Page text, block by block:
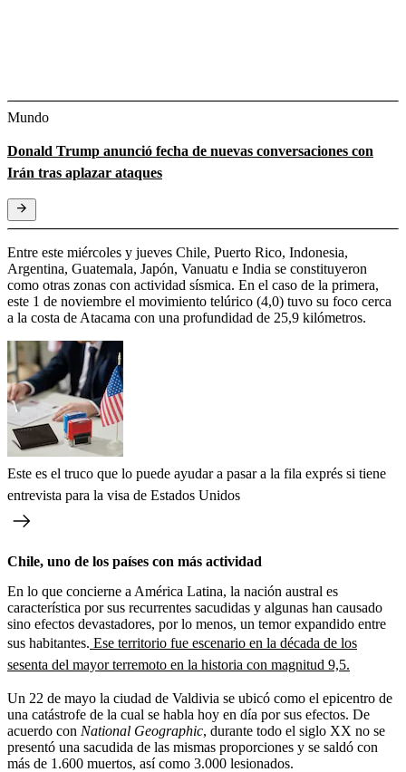
Mundo
Donald Trump anunció fecha de nuevas conversaciones con
Irán tras aplazar ataques
Entre este miércoles y jueves Chile, Puerto Rico, Indonesia,
Argentina, Guatemala, Japón, Vanuatu e India se constituyeron
como otras zonas con actividad sísmica. En el caso de la primera,
este 1 de noviembre el movimiento telúrico (4,0) tuvo su foco cerca
a la costa de Atacama con una profundidad de 25,9 kilómetros.
Este es el truco que lo puede ayudar a pasar a la fila exprés si tiene
entrevista para la visa de Estados Unidos
Chile, uno de los países con más actividad
En lo que concierne a América Latina, la nación austral es
característica por sus recurrentes sacudidas y algunas han causado
sino efectos devastadores, por lo menos, un temor expandido entre
sus habitantes. Ese territorio fue escenario en la década de los
sesenta del mayor terremoto en la historia con magnitud 9,5.
Un 22 de mayo la ciudad de Valdivia se ubicó como el epicentro de
una catástrofe de la cual se habla hoy en día por sus efectos. De
acuerdo con National Geographic, durante todo el siglo XX no se
presentó una sacudida de las mismas proporciones y se saldó con
más de 1.600 muertos, así como 3.000 lesionados.